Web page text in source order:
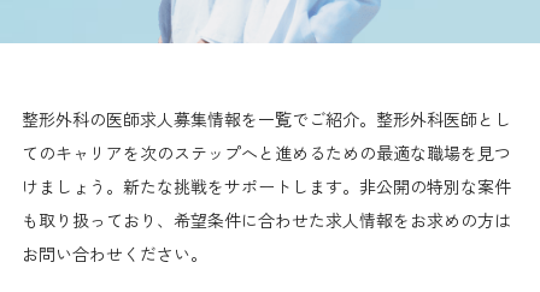
整形外科の医師求人募集情報を一覧でご紹介。整形外科医師とし
てのキャリアを次のステップへと進めるための最適な職場を見つ
けましょう。新たな挑戦をサポートします。非公開の特別な案件
も取り扱っており、希望条件に合わせた求人情報をお求めの方は
お問い合わせください。